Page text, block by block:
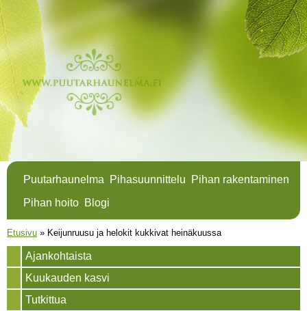
Puutarhaunelma Pihasuunnittelu
Pihan rakentaminen
Pihan hoito Blogi
Olet täällä
Etusivu » Keijunruusu ja helokit kukkivat heinäkuussa
Ajankohtaista
Kuukauden kasvi
Tutkittua